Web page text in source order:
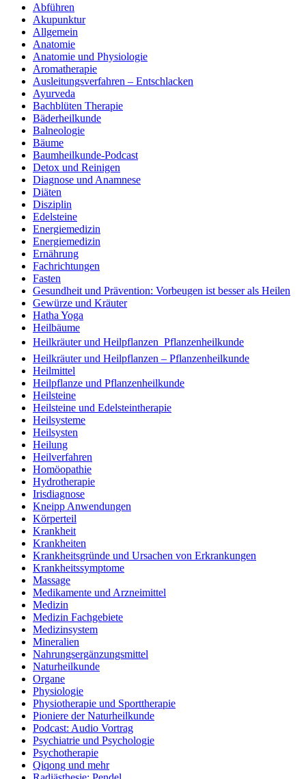
Abführen
Akupunktur
Allgemein
Anatomie
Anatomie und Physiologie
Aromatherapie
Ausleitungsverfahren – Entschlacken
Ayurveda
Bachblüten Therapie
Bäderheilkunde
Balneologie
Bäume
Baumheilkunde-Podcast
Detox und Reinigen
Diagnose und Anamnese
Diäten
Disziplin
Edelsteine
Energiemedizin
Energiemedizin
Ernährung
Fachrichtungen
Fasten
Gesundheit und Prävention: Vorbeugen ist besser als Heilen
Gewürze und Kräuter
Hatha Yoga
Heilbäume
Heilkräuter und Heilpflanzen  Pflanzenheilkunde
Heilkräuter und Heilpflanzen – Pflanzenheilkunde
Heilmittel
Heilpflanze und Pflanzenheilkunde
Heilsteine
Heilsteine und Edelsteintherapie
Heilsysteme
Heilsysten
Heilung
Heilverfahren
Homöopathie
Hydrotherapie
Irisdiagnose
Kneipp Anwendungen
Körperteil
Krankheit
Krankheiten
Krankheitsgründe und Ursachen von Erkrankungen
Krankheitssymptome
Massage
Medikamente und Arzneimittel
Medizin
Medizin Fachgebiete
Medizinsystem
Mineralien
Nahrungsergänzungsmittel
Naturheilkunde
Organe
Physiologie
Physiotherapie und Sporttherapie
Pioniere der Naturheilkunde
Podcast: Audio Vortrag
Psychiatrie und Psychologie
Psychotherapie
Qiqong und mehr